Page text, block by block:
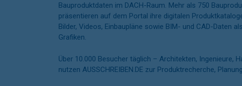
Bauproduktdaten im DACH-Raum. Mehr als 750
präsentieren auf dem Portal ihre digitalen
Bilder, Videos, Einbaupläne sowie BIM- und CAD-Daten
Grafiken.
Über 10.000 Besucher täglich – Architekten, Ingenieure,
nutzen AUSSCHREIBEN.DE zur Produktrecherche,